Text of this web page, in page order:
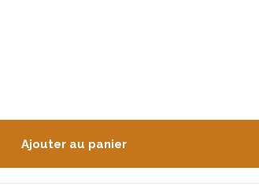
Ajouter au panier